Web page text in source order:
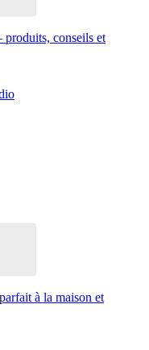
produits, conseils et
à la maison et